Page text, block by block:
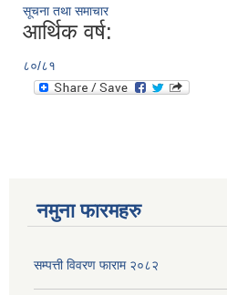
सूचना तथा समाचार
आर्थिक वर्ष:
८०/८१
नमुना फारमहरु
सम्पत्ती विवरण फाराम २०८२